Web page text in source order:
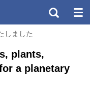
しました
plants,
a planetary